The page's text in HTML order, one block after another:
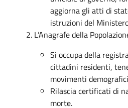
aggiorna gli atti di
istruzioni del
L’Anagrafe della
Si occupa della
cittadini residenti,
movimenti
Rilascia certificati di
morte.